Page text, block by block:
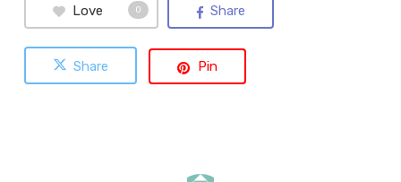
Love 0 Share
Share Pin